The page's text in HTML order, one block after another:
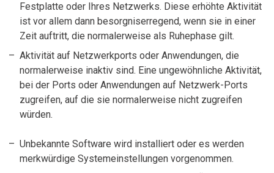
Festplatte oder Ihres Netzwerks. Diese erhöhte Aktivität
ist vor allem dann besorgniserregend, wenn sie in einer
Zeit auftritt, die normalerweise als Ruhephase gilt.
Aktivität auf Netzwerkports oder Anwendungen, die
normalerweise inaktiv sind. Eine ungewöhnliche Aktivität,
bei der Ports oder Anwendungen auf Netzwerk-Ports
zugreifen, auf die sie normalerweise nicht zugreifen
würden.
Unbekannte Software wird installiert oder es werden
merkwürdige Systemeinstellungen vorgenommen.